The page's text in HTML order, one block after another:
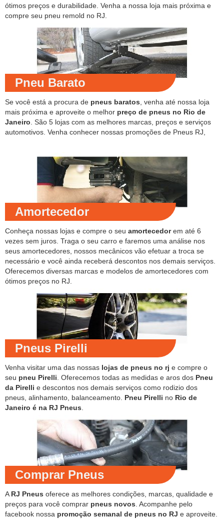
ótimos preços e durabilidade. Venha a nossa loja mais próxima e
compre seu pneu remold no RJ.
Pneu Barato
Se você está a procura de pneus baratos , venha até nossa loja
mais próxima e aproveite o melhor preço de pneus no Rio de
Janeiro . São 5 lojas com as melhores marcas, preços e serviços
automotivos. Venha conhecer nossas promoções de Pneus RJ,
Amortecedor
Conheça nossas lojas e compre o seu amortecedorem até 6
vezes sem juros. Traga o seu carro e faremos uma análise nos
seus amortecedores, nossos mecânicos vão efetuar a troca se
necessário e você ainda receberá descontos nos demais serviços.
Oferecemos diversas marcas e modelos de amortecedores com
ótimos preços no RJ.
Pneus Pirelli
Venha visitar uma das nossas lojas de pneus no rj e compre o
seu pneu Pirelli . Oferecemos todas as medidas e aros dos Pneu
da Pirelli e descontos nos demais serviços como rodizio dos
pneus, alinhamento, balanceamento. Pneu Pirelli no Rio de
Janeiro é na RJ Pneus
Comprar Pneus
A RJ Pneus oferece as melhores condições, marcas, qualidade e
preços para você comprar pneus novos . Acompanhe pelo
facebook nossa promoção semanal de pneus no RJ e aproveite.